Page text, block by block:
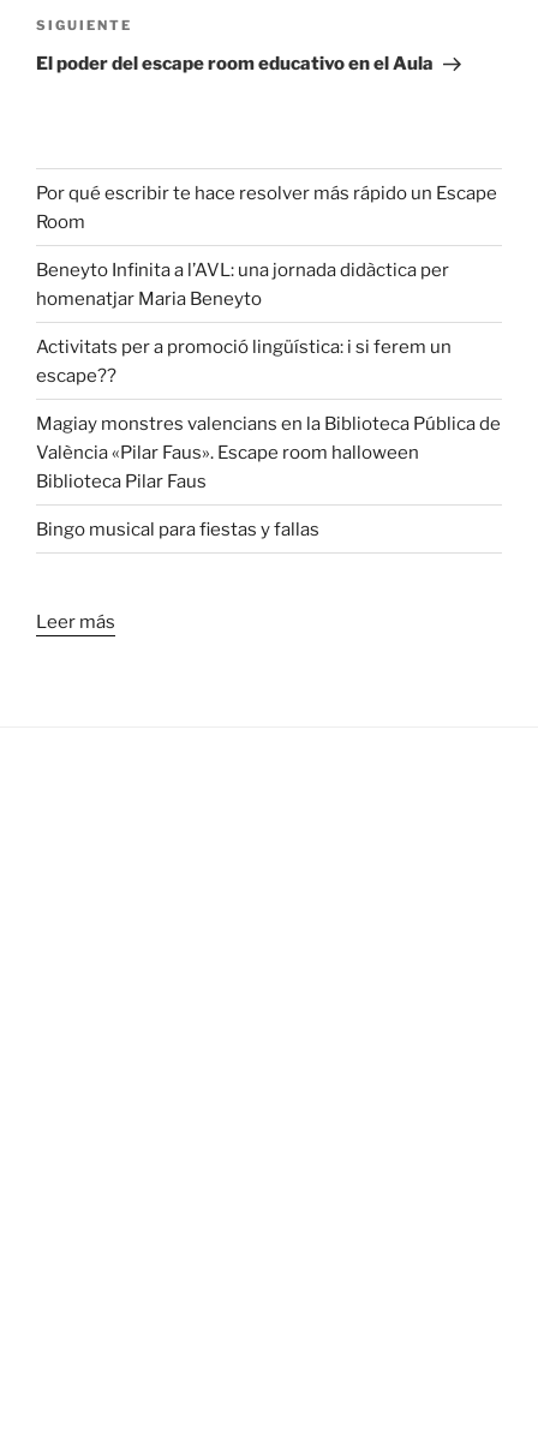
SIGUIENTE
El poder del escape room educativo en el Aula
Por qué escribir te hace resolver más rápido un Escape
Room
Beneyto Infinita a l’AVL: una jornada didàctica per
homenatjar Maria Beneyto
Activitats per a promoció lingüística: i si ferem un
escape??
Magiay monstres valencians en la Biblioteca Pública de
València «Pilar Faus». Escape room halloween
Biblioteca Pilar Faus
Bingo musical para fiestas y fallas
Leer más